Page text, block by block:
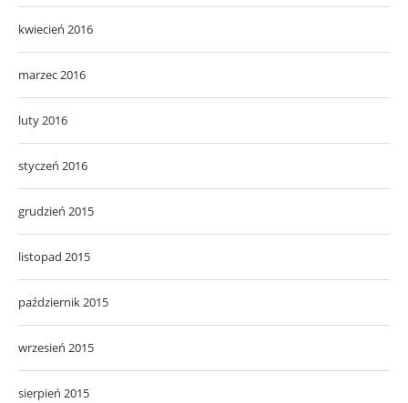
kwiecień 2016
marzec 2016
luty 2016
styczeń 2016
grudzień 2015
listopad 2015
październik 2015
wrzesień 2015
sierpień 2015